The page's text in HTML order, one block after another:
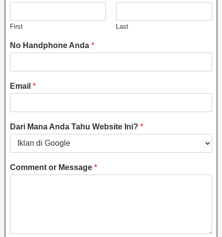
First Last
No Handphone Anda *
Email *
Dari Mana Anda Tahu Website Ini? *
Comment or Message *